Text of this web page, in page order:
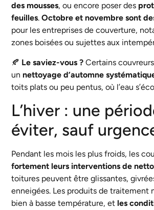
des mousses, ou encore poser des
feuilles.Octobre et novembre sont
pour les entreprises de couverture,
zones boisées ou sujettes aux
🍂 Le saviez-vous ? Certains
un nettoyage d’automne
toits plats ou peu pentus, où l’eau
L’hiver : une
éviter, sauf
Pendant les mois les plus froids, les
fortement leurs interventions de
toitures peuvent être glissantes,
enneigées. Les produits de traitement
bien à basse température, et les